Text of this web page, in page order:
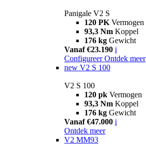
Panigale V2 S
120 PK Vermogen
93,3 Nm Koppel
176 kg Gewicht
Vanaf €23.190 i
Configureer Ontdek meer
new V2 S 100
V2 S 100
120 pk Vermogen
93,3 Nm Koppel
176 kg Gewicht
Vanaf €47.000 i
Ontdek meer
V2 MM93